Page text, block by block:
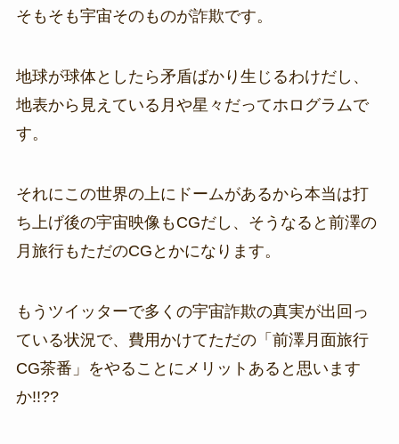
そもそも宇宙そのものが詐欺です。
地球が球体としたら矛盾ばかり生じるわけだし、
地表から見えている月や星々だってホログラムで
す。
それにこの世界の上にドームがあるから本当は打
ち上げ後の宇宙映像もCGだし、そうなると前澤の
月旅行もただのCGとかになります。
もうツイッターで多くの宇宙詐欺の真実が出回っ
ている状況で、費用かけてただの「前澤月面旅行
CG茶番」をやることにメリットあると思います
か!!??